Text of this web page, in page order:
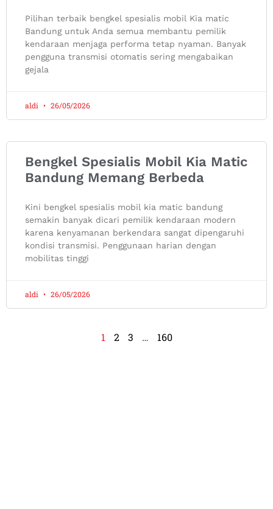
Pilihan terbaik bengkel spesialis mobil Kia matic
Bandung untuk Anda semua membantu pemilik
kendaraan menjaga performa tetap nyaman. Banyak
pengguna transmisi otomatis sering mengabaikan
gejala
aldi 26/05/2026
Bengkel Spesialis Mobil Kia Matic
Bandung Memang Berbeda
Kini bengkel spesialis mobil kia matic bandung
semakin banyak dicari pemilik kendaraan modern
karena kenyamanan berkendara sangat dipengaruhi
kondisi transmisi. Penggunaan harian dengan
mobilitas tinggi
aldi 26/05/2026
1 2 3 … 160